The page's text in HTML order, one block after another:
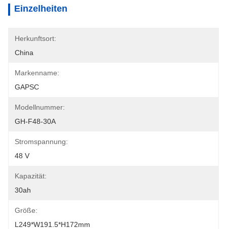
Einzelheiten
Herkunftsort:
China
Markenname:
GAPSC
Modellnummer:
GH-F48-30A
Stromspannung:
48 V
Kapazität:
30ah
Größe:
L249*W191.5*H172mm